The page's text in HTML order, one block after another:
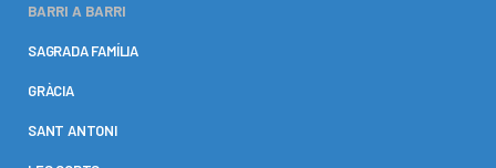
BARRI A BARRI
SAGRADA FAMÍLIA
GRÀCIA
SANT ANTONI